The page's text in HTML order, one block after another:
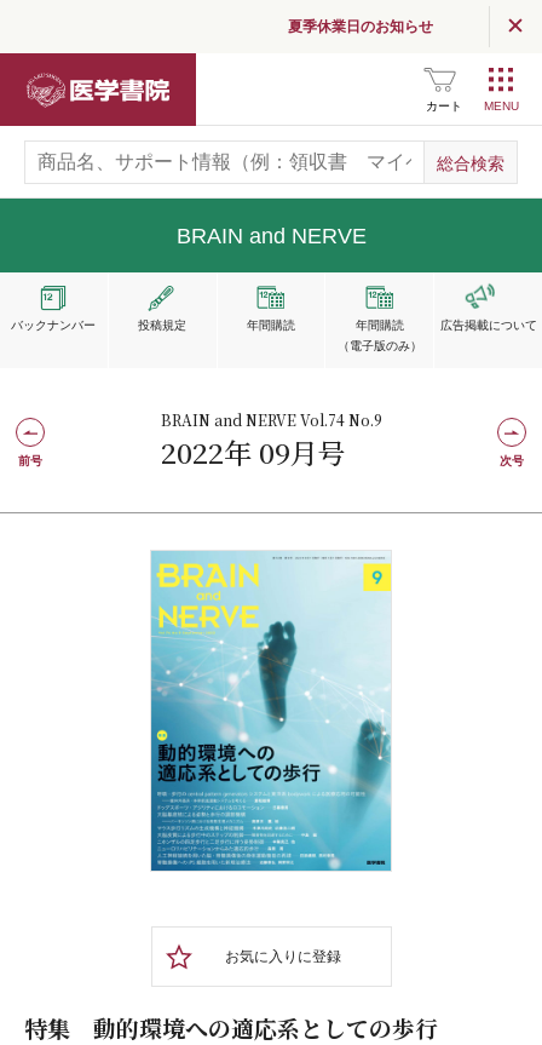
夏季休業日のお知らせ
カート
BRAIN and NERVE
バックナンバー 投稿規定 年間購読
年間購読
（電子版のみ）
広告掲載について
BRAIN and NERVE Vol.74 No.9
2022年 09月号
前号 次号
お気に入りに登録
特集 動的環境への適応系としての歩行